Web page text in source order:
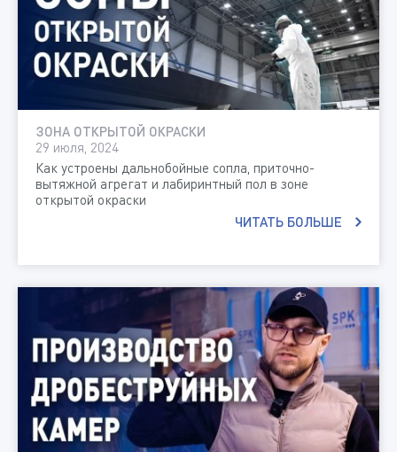
ЗОНА ОТКРЫТОЙ ОКРАСКИ
29 июля, 2024
Как устроены дальнобойные сопла, приточно-
вытяжной агрегат и лабиринтный пол в зоне
открытой окраски
ЧИТАТЬ БОЛЬШЕ